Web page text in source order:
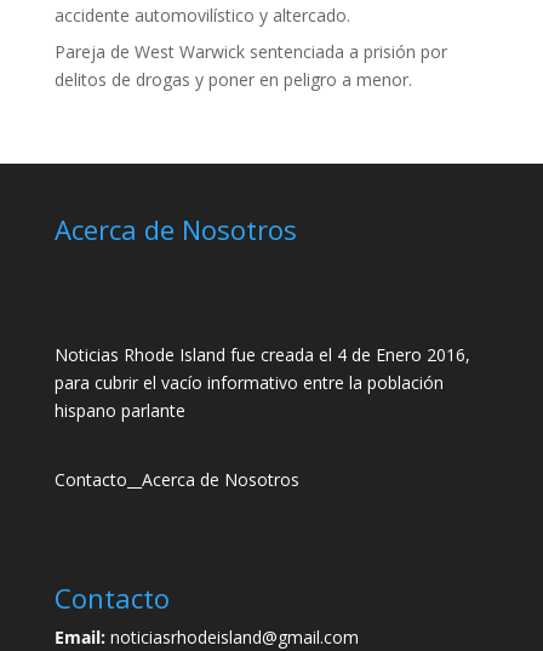
accidente automovilístico y altercado.
Pareja de West Warwick sentenciada a prisión por
delitos de drogas y poner en peligro a menor.
Acerca de Nosotros
Noticias Rhode Island fue creada el 4 de Enero 2016,
para cubrir el vacío informativo entre la población
hispano parlante
Contacto Acerca de Nosotros
Contacto
Email:noticiasrhodeisland@gmail.com